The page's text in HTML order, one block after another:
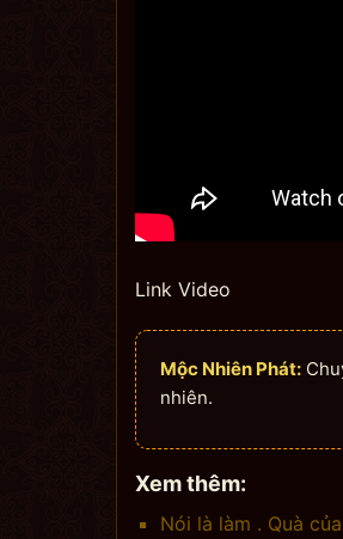
Link Video
Mộc Nhiên Phát:
nhiên.
Xem thêm:
Nói là làm . Quà